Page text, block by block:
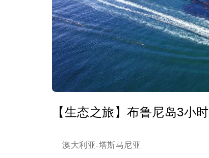
【生态之旅】布鲁尼岛3小
澳大利亚-塔斯马尼亚